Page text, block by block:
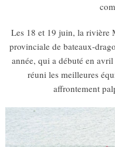
Les 18 et 19 juin, la rivière
provinciale de bateaux-
année, qui a débuté en
réuni les meilleures
affrontement